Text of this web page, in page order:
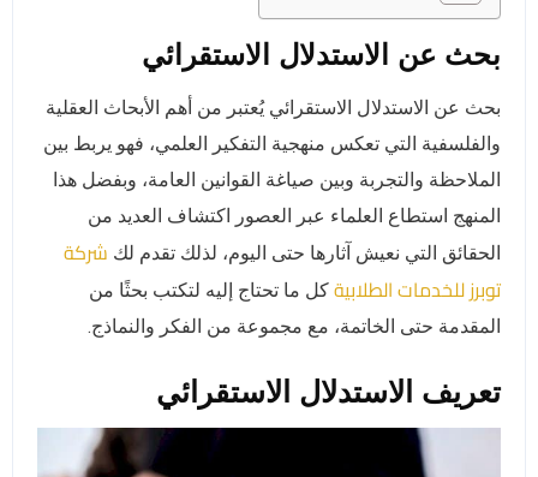
بحث عن الاستدلال الاستقرائي
بحث عن الاستدلال الاستقرائي يُعتبر من أهم الأبحاث العقلية
والفلسفية التي تعكس منهجية التفكير العلمي، فهو يربط بين
الملاحظة والتجربة وبين صياغة القوانين العامة، وبفضل هذا
المنهج استطاع العلماء عبر العصور اكتشاف العديد من
الحقائق التي نعيش آثارها حتى اليوم، لذلك تقدم لك شركة
توبرز للخدمات الطلابية كل ما تحتاج إليه لتكتب بحثًا من
المقدمة حتى الخاتمة، مع مجموعة من الفكر والنماذج.
تعريف الاستدلال الاستقرائي